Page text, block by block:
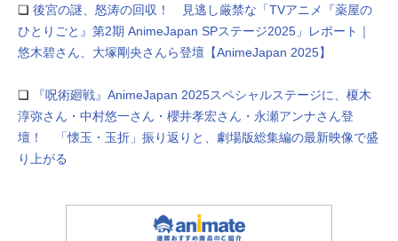
❏ 後宮の謎、怒涛の回収！ 見逃し厳禁な「TVアニメ『薬屋の
ひとりごと』第2期 AnimeJapan SPステージ2025」レポート｜
悠木碧さん、大塚剛央さんら登壇【AnimeJapan 2025】
❏
『呪術廻戦』AnimeJapan 2025スペシャルステージに、榎木
淳弥さん・中村悠一さん・櫻井孝宏さん・永瀬アンナさん登
壇！ 「懐玉・玉折」振り返りと、劇場版総集編の最新映像で盛
り上がる